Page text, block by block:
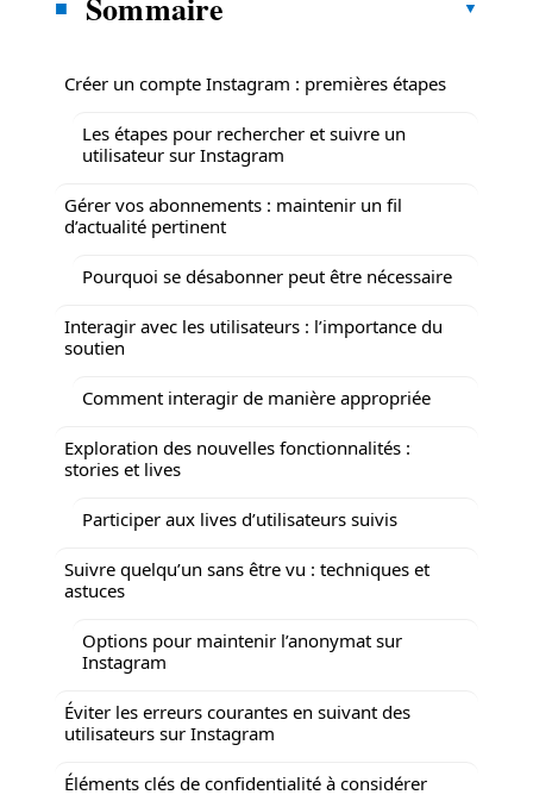
Créer un compte Instagram : premières étapes
Les étapes pour rechercher et suivre un
utilisateur sur Instagram
Gérer vos abonnements : maintenir un fil
d’actualité pertinent
Pourquoi se désabonner peut être nécessaire
Interagir avec les utilisateurs : l’importance du
soutien
Comment interagir de manière appropriée
Exploration des nouvelles fonctionnalités :
stories et lives
Participer aux lives d’utilisateurs suivis
Suivre quelqu’un sans être vu : techniques et
astuces
Options pour maintenir l’anonymat sur
Instagram
Éviter les erreurs courantes en suivant des
utilisateurs sur Instagram
Éléments clés de confidentialité à considérer